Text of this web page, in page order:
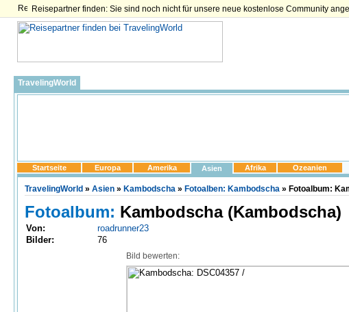
Reisepartner finden: Sie sind noch nicht für unsere neue kostenlose Community
TravelingWorld
Startseite Europa Amerika Asien Afrika Ozeanien
TravelingWorld » Asien » Kambodscha » Fotoalben: Kambodscha » Fotoalbum:
Fotoalbum: Kambodscha (Kambodscha)
Von:
roadrunner23
Bilder:
76
Bild bewerten: